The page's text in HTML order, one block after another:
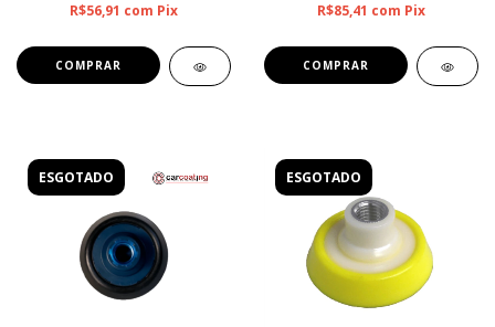
R$56,91 com Pix R$85,41 com Pix
ESGOTADO ESGOTADO